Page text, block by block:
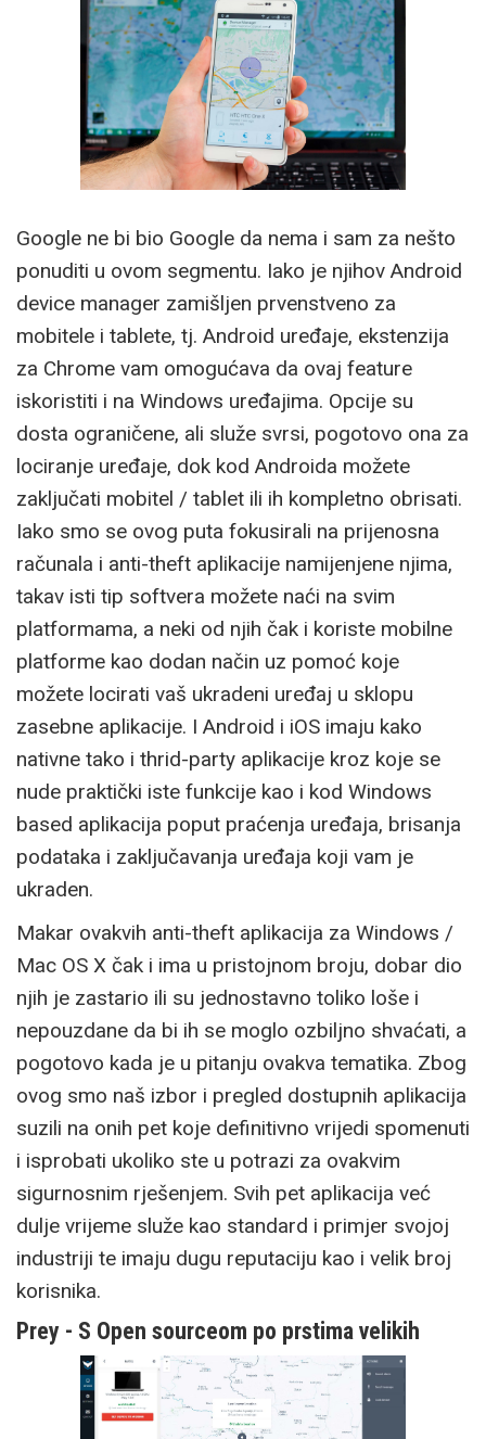
Google ne bi bio Google da nema i sam za nešto
ponuditi u ovom segmentu. Iako je njihov Android
device manager zamišljen prvenstveno za
mobitele i tablete, tj. Android uređaje, ekstenzija
za Chrome vam omogućava da ovaj feature
iskoristiti i na Windows uređajima. Opcije su
dosta ograničene, ali služe svrsi, pogotovo ona za
lociranje uređaje, dok kod Androida možete
zaključati mobitel / tablet ili ih kompletno obrisati.
Iako smo se ovog puta fokusirali na prijenosna
računala i anti-theft aplikacije namijenjene njima,
takav isti tip softvera možete naći na svim
platformama, a neki od njih čak i koriste mobilne
platforme kao dodan način uz pomoć koje
možete locirati vaš ukradeni uređaj u sklopu
zasebne aplikacije. I Android i iOS imaju kako
nativne tako i thrid-party aplikacije kroz koje se
nude praktički iste funkcije kao i kod Windows
based aplikacija poput praćenja uređaja, brisanja
podataka i zaključavanja uređaja koji vam je
ukraden.
Makar ovakvih anti-theft aplikacija za Windows /
Mac OS X čak i ima u pristojnom broju, dobar dio
njih je zastario ili su jednostavno toliko loše i
nepouzdane da bi ih se moglo ozbiljno shvaćati, a
pogotovo kada je u pitanju ovakva tematika. Zbog
ovog smo naš izbor i pregled dostupnih aplikacija
suzili na onih pet koje definitivno vrijedi spomenuti
i isprobati ukoliko ste u potrazi za ovakvim
sigurnosnim rješenjem. Svih pet aplikacija već
dulje vrijeme služe kao standard i primjer svojoj
industriji te imaju dugu reputaciju kao i velik broj
korisnika.
Prey - S Open sourceom po prstima velikih